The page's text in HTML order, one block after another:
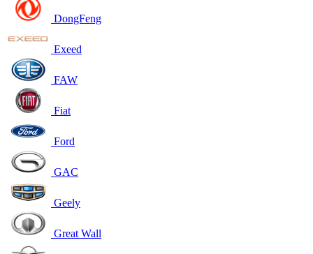
DongFeng
Exeed
FAW
Fiat
Ford
GAC
Geely
Great Wall